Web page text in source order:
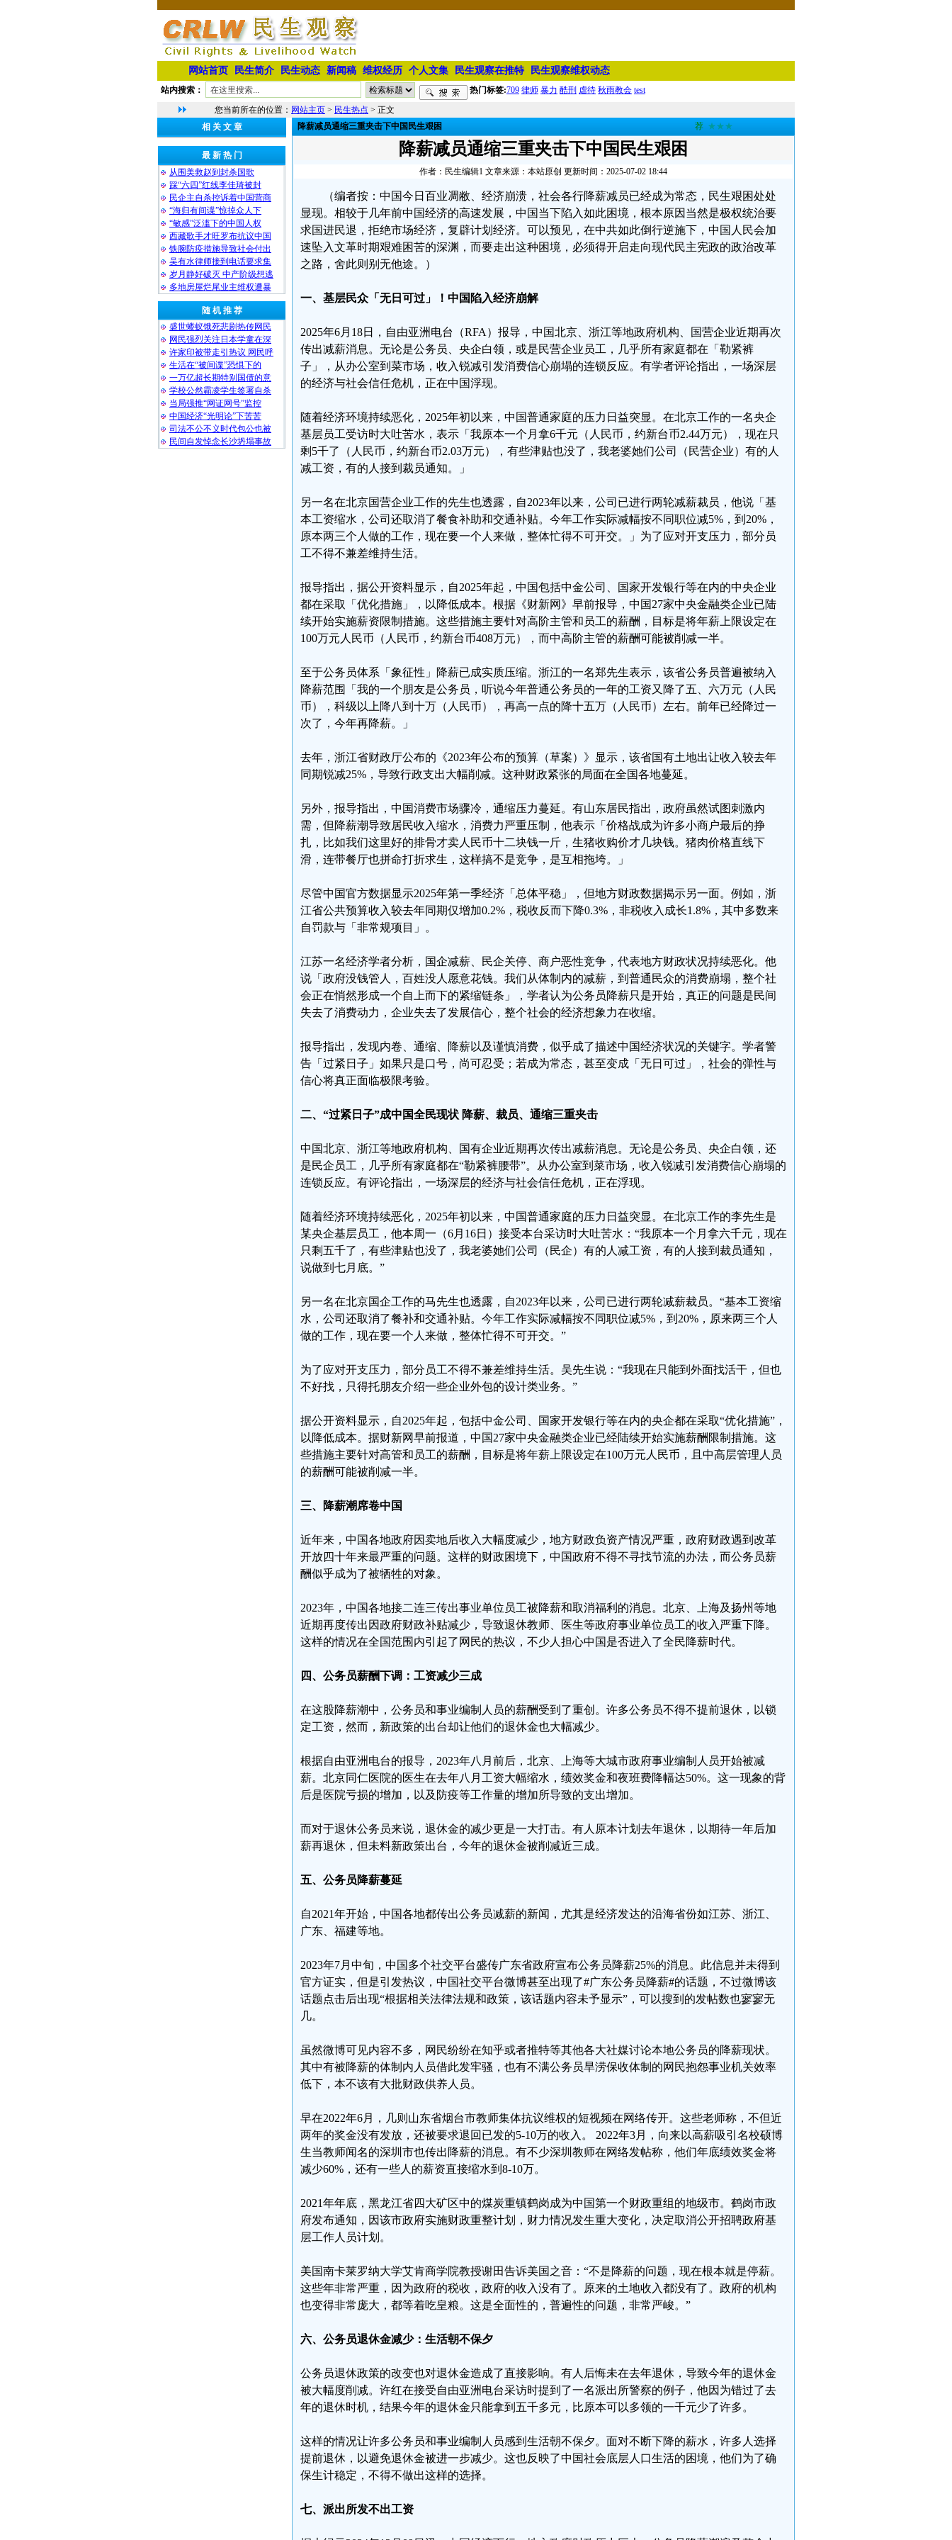
网站首页 民生简介 民生动态 新闻稿 维权经历 个人文集 民生观察在推特 民生观察维权动态
站内搜索： 热门标签:709 律师 暴力 酷刑 虐待 秋雨教会 test
您当前所在的位置： 网站主页 > 民生热点 > 正文
相 关 文 章
最 新 热 门
从围美救赵到封杀国歌
踩“六四”红线李佳琦被封
民企主自杀控诉着中国营商
“海归有间谍”惊掉众人下
“敏感”泛滥下的中国人权
西藏歌手才旺罗布抗议中国
铁腕防疫措施导致社会付出
吴有水律师接到电话要求集
岁月静好破灭 中产阶级想逃
多地房屋烂尾业主维权遭暴
随 机 推 荐
盛世蝼蚁饿死悲剧热传网民
网民强烈关注日本学童在深
许家印被带走引热议 网民呼
生活在“被间谍”恐惧下的
一万亿超长期特别国债的意
学校公然霸凌学生签署自杀
当局强推“网证网号”监控
中国经济“光明论”下苦苦
司法不公不义时代包公也被
民间自发悼念长沙坍塌事故
降薪减员通缩三重夹击下中国民生艰困 荐 ★★★
降薪减员通缩三重夹击下中国民生艰困
作者：民生编辑1 文章来源：本站原创 更新时间：2025-07-02 18:44
（编者按：中国今日百业凋敝、经济崩溃，社会各行降薪减员已经成为常态，民生艰困处处
显现。相较于几年前中国经济的高速发展，中国当下陷入如此困境，根本原因当然是极权统治要
求国进民退，拒绝市场经济，复辟计划经济。可以预见，在中共如此倒行逆施下，中国人民会加
速坠入文革时期艰难困苦的深渊，而要走出这种困境，必须得开启走向现代民主宪政的政治改革
之路，舍此则别无他途。）
一、基层民众「无日可过」！中国陷入经济崩解
2025年6月18日，自由亚洲电台（RFA）报导，中国北京、浙江等地政府机构、国营企业近期再次
传出减薪消息。无论是公务员、央企白领，或是民营企业员工，几乎所有家庭都在「勒紧裤
子」，从办公室到菜市场，收入锐减引发消费信心崩塌的连锁反应。有学者评论指出，一场深层
的经济与社会信任危机，正在中国浮现。
随着经济环境持续恶化，2025年初以来，中国普通家庭的压力日益突显。在北京工作的一名央企
基层员工受访时大吐苦水，表示「我原本一个月拿6千元（人民币，约新台币2.44万元），现在只
剩5千了（人民币，约新台币2.03万元），有些津贴也没了，我老婆她们公司（民营企业）有的人
减工资，有的人接到裁员通知。」
另一名在北京国营企业工作的先生也透露，自2023年以来，公司已进行两轮减薪裁员，他说「基
本工资缩水，公司还取消了餐食补助和交通补贴。今年工作实际减幅按不同职位减5%，到20%，
原本两三个人做的工作，现在要一个人来做，整体忙得不可开交。」为了应对开支压力，部分员
工不得不兼差维持生活。
报导指出，据公开资料显示，自2025年起，中国包括中金公司、国家开发银行等在内的中央企业
都在采取「优化措施」，以降低成本。根据《财新网》早前报导，中国27家中央金融类企业已陆
续开始实施薪资限制措施。这些措施主要针对高阶主管和员工的薪酬，目标是将年薪上限设定在
100万元人民币（人民币，约新台币408万元），而中高阶主管的薪酬可能被削减一半。
至于公务员体系「象征性」降薪已成实质压缩。浙江的一名郑先生表示，该省公务员普遍被纳入
降薪范围「我的一个朋友是公务员，听说今年普通公务员的一年的工资又降了五、六万元（人民
币），科级以上降八到十万（人民币），再高一点的降十五万（人民币）左右。前年已经降过一
次了，今年再降薪。」
去年，浙江省财政厅公布的《2023年公布的预算（草案）》显示，该省国有土地出让收入较去年
同期锐减25%，导致行政支出大幅削减。这种财政紧张的局面在全国各地蔓延。
另外，报导指出，中国消费市场骤冷，通缩压力蔓延。有山东居民指出，政府虽然试图刺激内
需，但降薪潮导致居民收入缩水，消费力严重压制，他表示「价格战成为许多小商户最后的挣
扎，比如我们这里好的排骨才卖人民币十二块钱一斤，生猪收购价才几块钱。猪肉价格直线下
滑，连带餐厅也拼命打折求生，这样搞不是竞争，是互相拖垮。」
尽管中国官方数据显示2025年第一季经济「总体平稳」，但地方财政数据揭示另一面。例如，浙
江省公共预算收入较去年同期仅增加0.2%，税收反而下降0.3%，非税收入成长1.8%，其中多数来
自罚款与「非常规项目」。
江苏一名经济学者分析，国企减薪、民企关停、商户恶性竞争，代表地方财政状况持续恶化。他
说「政府没钱管人，百姓没人愿意花钱。我们从体制内的减薪，到普通民众的消费崩塌，整个社
会正在悄然形成一个自上而下的紧缩链条」，学者认为公务员降薪只是开始，真正的问题是民间
失去了消费动力，企业失去了发展信心，整个社会的经济想象力在收缩。
报导指出，发现内卷、通缩、降薪以及谨慎消费，似乎成了描述中国经济状况的关键字。学者警
告「过紧日子」如果只是口号，尚可忍受；若成为常态，甚至变成「无日可过」，社会的弹性与
信心将真正面临极限考验。
二、“过紧日子”成中国全民现状 降薪、裁员、通缩三重夹击
中国北京、浙江等地政府机构、国有企业近期再次传出减薪消息。无论是公务员、央企白领，还
是民企员工，几乎所有家庭都在“勒紧裤腰带”。从办公室到菜市场，收入锐减引发消费信心崩塌的
连锁反应。有评论指出，一场深层的经济与社会信任危机，正在浮现。
随着经济环境持续恶化，2025年初以来，中国普通家庭的压力日益突显。在北京工作的李先生是
某央企基层员工，他本周一（6月16日）接受本台采访时大吐苦水：“我原本一个月拿六千元，现在
只剩五千了，有些津贴也没了，我老婆她们公司（民企）有的人减工资，有的人接到裁员通知，
说做到七月底。”
另一名在北京国企工作的马先生也透露，自2023年以来，公司已进行两轮减薪裁员。“基本工资缩
水，公司还取消了餐补和交通补贴。今年工作实际减幅按不同职位减5%，到20%，原来两三个人
做的工作，现在要一个人来做，整体忙得不可开交。”
为了应对开支压力，部分员工不得不兼差维持生活。吴先生说：“我现在只能到外面找活干，但也
不好找，只得托朋友介绍一些企业外包的设计类业务。”
据公开资料显示，自2025年起，包括中金公司、国家开发银行等在内的央企都在采取“优化措施”，
以降低成本。据财新网早前报道，中国27家中央金融类企业已经陆续开始实施薪酬限制措施。这
些措施主要针对高管和员工的薪酬，目标是将年薪上限设定在100万元人民币，且中高层管理人员
的薪酬可能被削减一半。
三、降薪潮席卷中国
近年来，中国各地政府因卖地后收入大幅度减少，地方财政负资产情况严重，政府财政遇到改革
开放四十年来最严重的问题。这样的财政困境下，中国政府不得不寻找节流的办法，而公务员薪
酬似乎成为了被牺牲的对象。
2023年，中国各地接二连三传出事业单位员工被降薪和取消福利的消息。北京、上海及扬州等地
近期再度传出因政府财政补贴减少，导致退休教师、医生等政府事业单位员工的收入严重下降。
这样的情况在全国范围内引起了网民的热议，不少人担心中国是否进入了全民降薪时代。
四、公务员薪酬下调：工资减少三成
在这股降薪潮中，公务员和事业编制人员的薪酬受到了重创。许多公务员不得不提前退休，以锁
定工资，然而，新政策的出台却让他们的退休金也大幅减少。
根据自由亚洲电台的报导，2023年八月前后，北京、上海等大城市政府事业编制人员开始被减
薪。北京同仁医院的医生在去年八月工资大幅缩水，绩效奖金和夜班费降幅达50%。这一现象的背
后是医院亏损的增加，以及防疫等工作量的增加所导致的支出增加。
而对于退休公务员来说，退休金的减少更是一大打击。有人原本计划去年退休，以期待一年后加
薪再退休，但未料新政策出台，今年的退休金被削减近三成。
五、公务员降薪蔓延
自2021年开始，中国各地都传出公务员减薪的新闻，尤其是经济发达的沿海省份如江苏、浙江、
广东、福建等地。
2023年7月中旬，中国多个社交平台盛传广东省政府宣布公务员降薪25%的消息。此信息并未得到
官方证实，但是引发热议，中国社交平台微博甚至出现了#广东公务员降薪#的话题，不过微博该
话题点击后出现“根据相关法律法规和政策，该话题内容未予显示”，可以搜到的发帖数也寥寥无
几。
虽然微博可见内容不多，网民纷纷在知乎或者推特等其他各大社媒讨论本地公务员的降薪现状。
其中有被降薪的体制内人员借此发牢骚，也有不满公务员旱涝保收体制的网民抱怨事业机关效率
低下，本不该有大批财政供养人员。
早在2022年6月，几则山东省烟台市教师集体抗议维权的短视频在网络传开。这些老师称，不但近
两年的奖金没有发放，还被要求退回已发的5-10万的收入。 2022年3月，向来以高薪吸引名校硕博
生当教师闻名的深圳市也传出降薪的消息。有不少深圳教师在网络发帖称，他们年底绩效奖金将
减少60%，还有一些人的薪资直接缩水到8-10万。
2021年年底，黑龙江省四大矿区中的煤炭重镇鹤岗成为中国第一个财政重组的地级市。鹤岗市政
府发布通知，因该市政府实施财政重整计划，财力情况发生重大变化，决定取消公开招聘政府基
层工作人员计划。
美国南卡莱罗纳大学艾肯商学院教授谢田告诉美国之音：“不是降薪的问题，现在根本就是停薪。
这些年非常严重，因为政府的税收，政府的收入没有了。原来的土地收入都没有了。政府的机构
也变得非常庞大，都等着吃皇粮。这是全面性的，普遍性的问题，非常严峻。”
六、公务员退休金减少：生活朝不保夕
公务员退休政策的改变也对退休金造成了直接影响。有人后悔未在去年退休，导致今年的退休金
被大幅度削减。许红在接受自由亚洲电台采访时提到了一名派出所警察的例子，他因为错过了去
年的退休时机，结果今年的退休金只能拿到五千多元，比原本可以多领的一千元少了许多。
这样的情况让许多公务员和事业编制人员感到生活朝不保夕。面对不断下降的薪水，许多人选择
提前退休，以避免退休金被进一步减少。这也反映了中国社会底层人口生活的困境，他们为了确
保生计稳定，不得不做出这样的选择。
七、派出所发不出工资